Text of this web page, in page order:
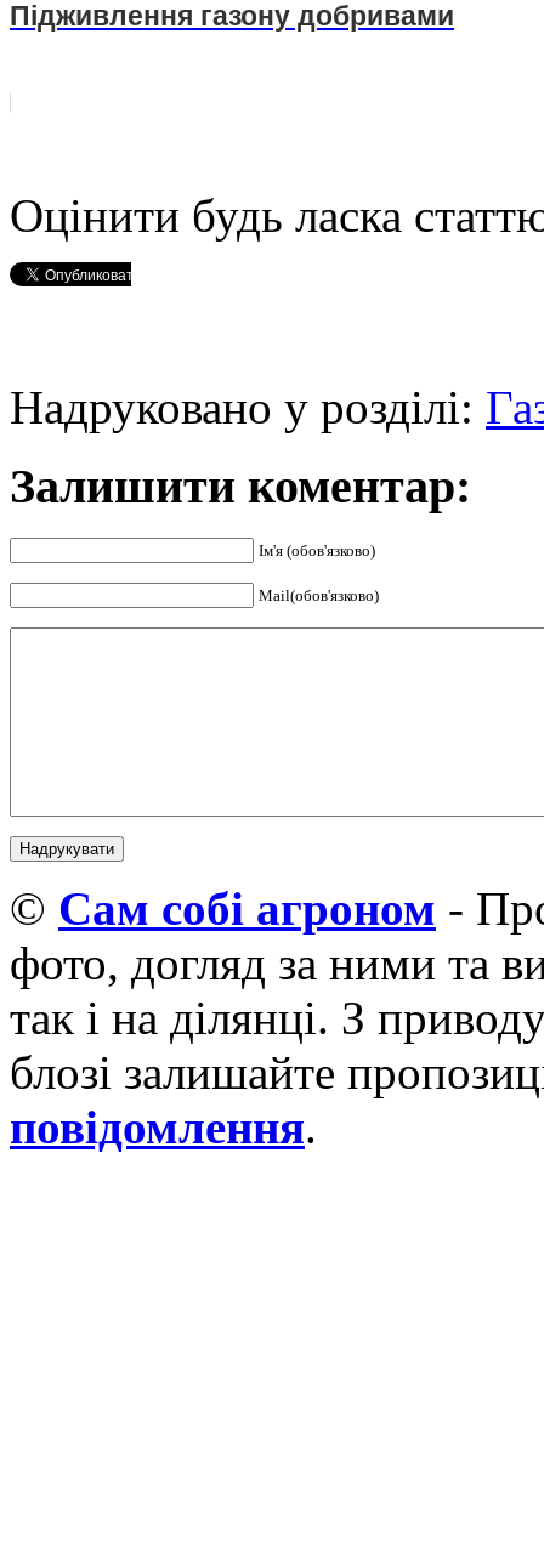
Підживлення газону добривами
Оцінити будь ласка
Надруковано у розділі:
Залишити коментар:
Ім'я (обов'язково)
Mail(обов'язково)
© Cам собі агроном -
фото, догляд за ними та
так і на ділянці. З
блозі залишайте
повідомлення.